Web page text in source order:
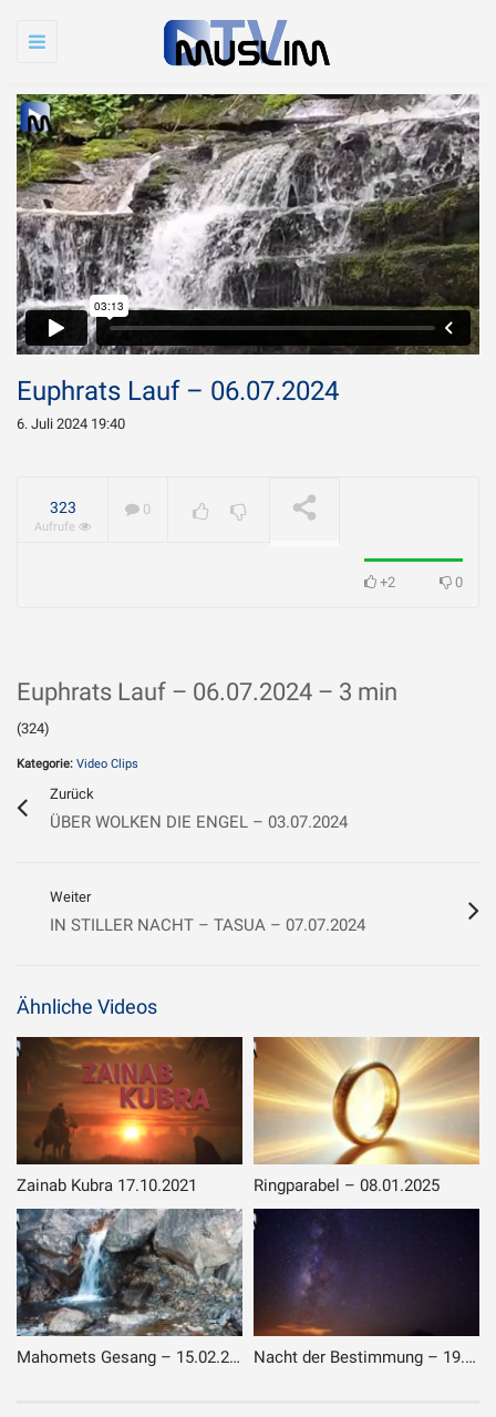
Toggle
WIRD ABGESPIELT
geliebt?
Euphrats Lauf – 06.07.2024
6. Juli 2024 19:40
323
Aufrufe
0
+2 0
Euphrats Lauf – 06.07.2024 – 3 min
(324)
Kategorie: Video Clips
Zurück
ÜBER WOLKEN DIE ENGEL – 03.07.2024
Weiter
IN STILLER NACHT – TASUA – 07.07.2024
Ähnliche Videos
Zainab Kubra 17.10.2021 Ringparabel – 08.01.2025
Mahomets Gesang – 15.02.2025 Nacht der Bestimmung – 19.03.2025